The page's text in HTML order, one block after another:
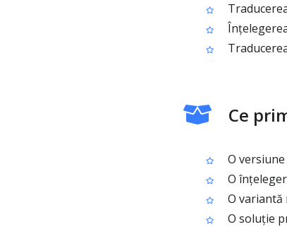
Ce
O
O
O variantă
O soluție